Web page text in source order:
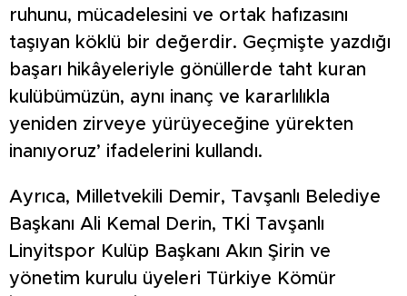
ruhunu, mücadelesini ve ortak hafızasını
taşıyan köklü bir değerdir. Geçmişte yazdığı
başarı hikâyeleriyle gönüllerde taht kuran
kulübümüzün, aynı inanç ve kararlılıkla
yeniden zirveye yürüyeceğine yürekten
inanıyoruz’ ifadelerini kullandı.
Ayrıca, Milletvekili Demir, Tavşanlı Belediye
Başkanı Ali Kemal Derin, TKİ Tavşanlı
Linyitspor Kulüp Başkanı Akın Şirin ve
yönetim kurulu üyeleri Türkiye Kömür